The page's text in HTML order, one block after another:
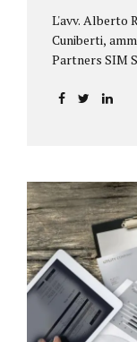
L'avv. Alberto
Cuniberti,
Partners SIM